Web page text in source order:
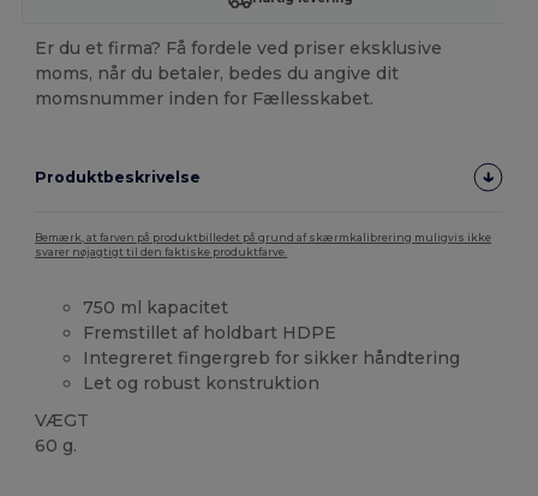
Er du et firma? Få fordele ved priser eksklusive
moms, når du betaler, bedes du angive dit
momsnummer inden for Fællesskabet.
Produktbeskrivelse
Bemærk, at farven på produktbilledet på grund af skærmkalibrering muligvis ikke
svarer nøjagtigt til den faktiske produktfarve.
750 ml kapacitet
Fremstillet af holdbart HDPE
Integreret fingergreb for sikker håndtering
Let og robust konstruktion
VÆGT
60 g.